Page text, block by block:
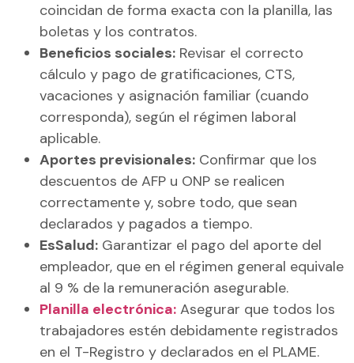
coincidan de forma exacta con la planilla, las
boletas y los contratos.
Beneficios sociales: Revisar el correcto
cálculo y pago de gratificaciones, CTS,
vacaciones y asignación familiar (cuando
corresponda), según el régimen laboral
aplicable.
Aportes previsionales: Confirmar que los
descuentos de AFP u ONP se realicen
correctamente y, sobre todo, que sean
declarados y pagados a tiempo.
EsSalud: Garantizar el pago del aporte del
empleador, que en el régimen general equivale
al 9 % de la remuneración asegurable.
Planilla electrónica: Asegurar que todos los
trabajadores estén debidamente registrados
en el T-Registro y declarados en el PLAME.